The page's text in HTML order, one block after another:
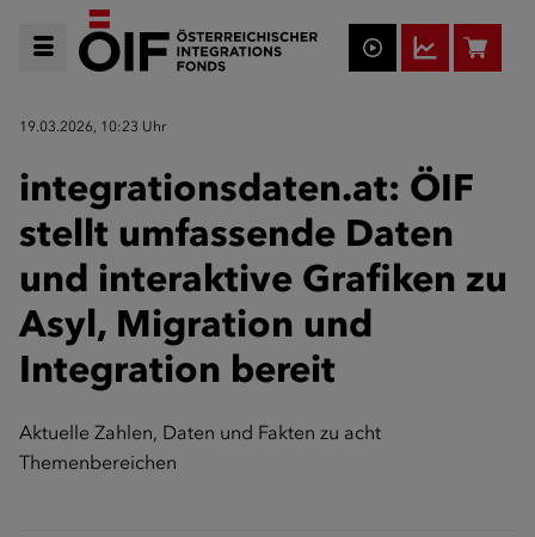
19.03.2026, 10:23 Uhr
integrationsdaten.at: ÖIF
stellt umfassende Daten
und interaktive Grafiken zu
Asyl, Migration und
Integration bereit
Aktuelle Zahlen, Daten und Fakten zu acht
Themenbereichen